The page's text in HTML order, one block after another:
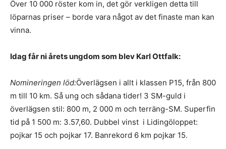
Över 10 000 röster kom in, det gör verkligen detta till
löparnas priser – borde vara något av det finaste man kan
vinna.
Idag får ni årets ungdom som blev Karl Ottfalk:
Nomineringen löd:Överlägsen i allt i klassen P15, från 800
m till 10 km. Så ung och sådana tider! 3 SM-guld i
överlägsen stil: 800 m, 2 000 m och terräng-SM. Superfin
tid på 1 500 m: 3.57,60. Dubbel vinst i Lidingöloppet:
pojkar 15 och pojkar 17. Banrekord 6 km pojkar 15.